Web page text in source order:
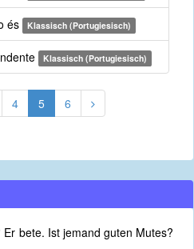
és Klassisch (Portugiesisch)
Klassisch (Portugiesisch)
4 5 6
bete. Ist jemand guten Mutes?